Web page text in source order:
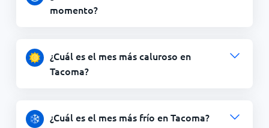
momento?
¿Cuál es el mes más caluroso en
Tacoma?
¿Cuál es el mes más frío en Tacoma?